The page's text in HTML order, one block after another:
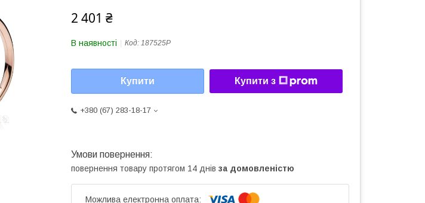
2 401 ₴
В наявності Код: 187525P
Купити Купити з
+380 (67) 283-18-17
повернення товару протягом 14 днів за домовленістю